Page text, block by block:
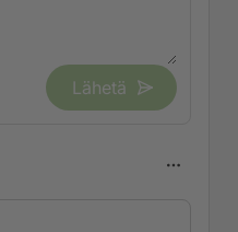
Lähetä